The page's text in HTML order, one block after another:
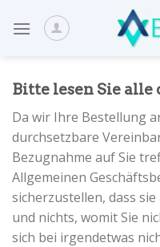
Bitte lesen Sie alle
Da wir Ihre Bestellung
durchsetzbare
Bezugnahme auf Sie
Allgemeinen
sicherzustellen, dass
und nichts, womit Sie
sich bei irgendetwas